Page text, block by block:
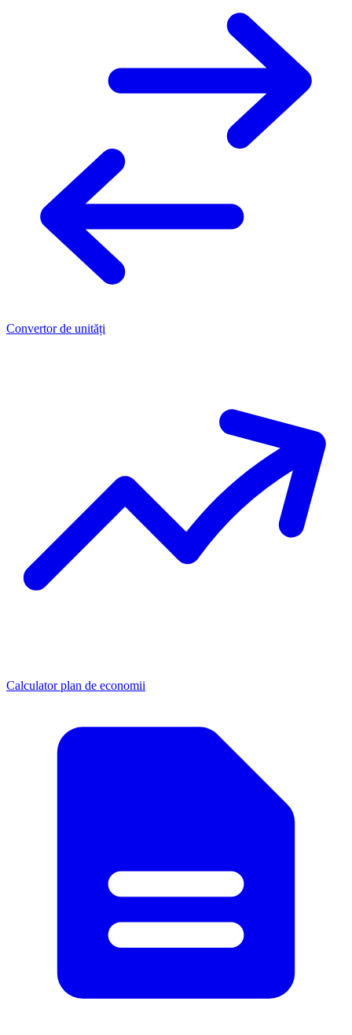
Convertor de unități
Calculator plan de economii